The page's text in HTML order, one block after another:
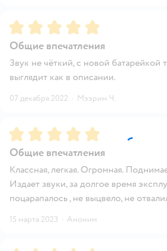
Рейтинг:5
Общие впечатления
Звук не чёткий, с новой батарейкой
выглядит как в описании.
07 декабря 2022 · Мээрим Ч.
Рейтинг:5
Общие впечатления
Классная, легкая. Огромная.
Издает звуки, за долгое время
поцарапалось , не выцвело, не
15 марта 2023 · Аноним